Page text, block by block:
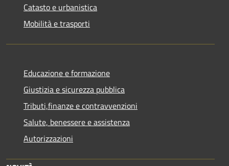
Catasto e urbanistica
Mobilità e trasporti
Educazione e formazione
Giustizia e sicurezza pubblica
Tributi,finanze e contravvenzioni
Salute, benessere e assistenza
Autorizzazioni